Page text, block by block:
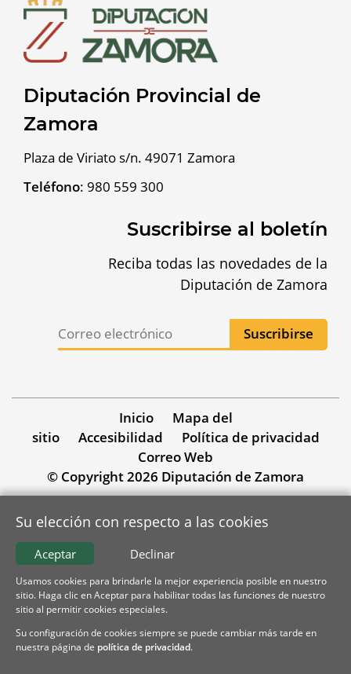
Diputación Provincial de
Zamora
Plaza de Viriato s/n. 49071 Zamora
Teléfono: 980 559 300
Suscribirse al boletín
Reciba todas las novedades de la
Diputación de Zamora
Inicio
Mapa del
sitio
Accesibilidad
Política de privacidad
Correo Web
© Copyright 2026 Diputación de Zamora
Su elección con respecto a las cookies
Declinar
Aceptar
Usamos cookies para brindarle la mejor experiencia posible en nuestro
sitio. Haga clic en Aceptar para habilitar todas las funciones de nuestro
sitio al permitir cookies especiales.
Su configuración de cookies siempre se puede cambiar más tarde en
nuestra página de política de privacidad.